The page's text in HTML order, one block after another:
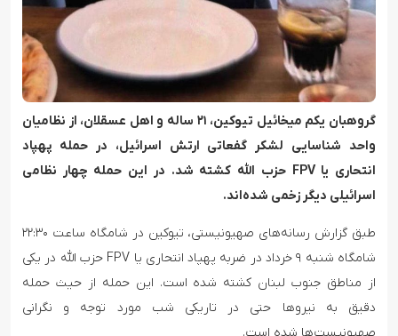
گروهبان یکم میخائیل تیوکین، ۲۱ ساله و اهل عسقلان، از نظامیان
واحد شناسایی لشکر گفعاتی ارتش اسرائیل، در حمله پهپاد
انتحاری یا FPV حزب الله کشته شد. در این حمله چهار نظامی
اسرائیلی دیگر زخمی شده‌اند.
طبق گزارش رسانه‌های صهیونیستی، تیوکین در شامگاه ساعت ۲۲:۳۰
شامگاه شنبه ۹ خرداد در ضربه پهپاد انتحاری یا FPV حزب الله در یکی
از مناطق جنوب لبنان کشته شده است. این حمله از حیث حمله
دقیق به نیروها حتی در تاریکی شب مورد توجه و نگرانی